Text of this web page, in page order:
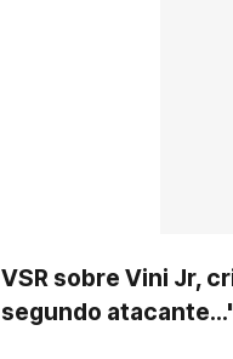
VSR sobre Vini Jr,
segundo